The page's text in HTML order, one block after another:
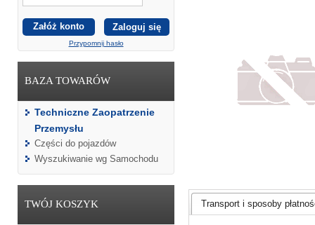
Załóż konto
Przypomnij hasło
BAZA TOWARÓW
Techniczne Zaopatrzenie
Przemysłu
Części do pojazdów
Wyszukiwanie wg Samochodu
TWÓJ KOSZYK Transport i sposoby